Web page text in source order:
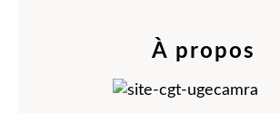
À propos